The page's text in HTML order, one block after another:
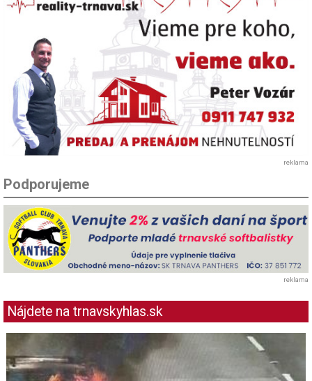
reklama
Podporujeme
reklama
Nájdete na trnavskyhlas.sk